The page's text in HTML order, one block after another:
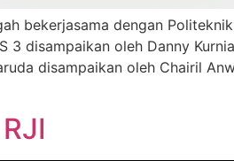
bekerjasama dengan
3 disampaikan oleh Danny
disampaikan oleh Chairil